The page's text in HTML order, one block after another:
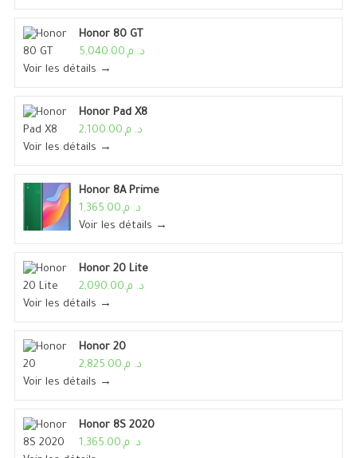
Honor 80 GT
د. م.5,040.00
Voir les détails →
Honor Pad X8
د. م.2,100.00
Voir les détails →
Honor 8A Prime
د. م.1,365.00
Voir les détails →
Honor 20 Lite
د. م.2,090.00
Voir les détails →
Honor 20
د. م.2,825.00
Voir les détails →
Honor 8S 2020
د. م.1,365.00